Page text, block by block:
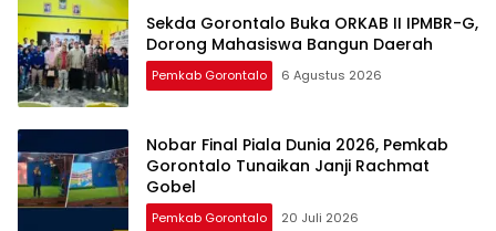
Sekda Gorontalo Buka ORKAB II IPMBR-G,
Dorong Mahasiswa Bangun Daerah
Pemkab Gorontalo 6 Agustus 2026
Nobar Final Piala Dunia 2026, Pemkab
Gorontalo Tunaikan Janji Rachmat
Gobel
Pemkab Gorontalo 20 Juli 2026